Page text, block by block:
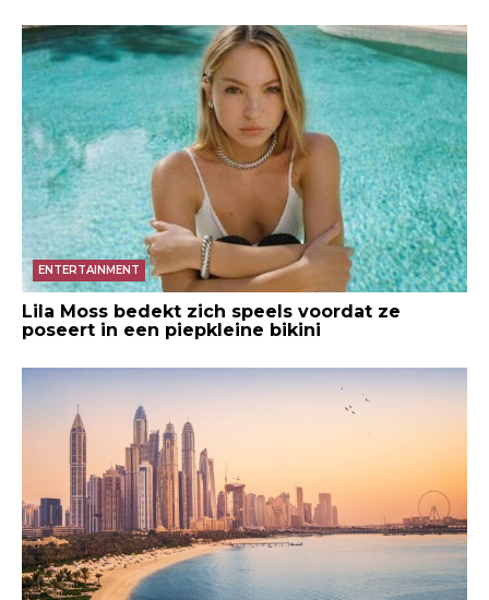
ENTERTAINMENT
Lila Moss bedekt zich speels voordat ze
poseert in een piepkleine bikini